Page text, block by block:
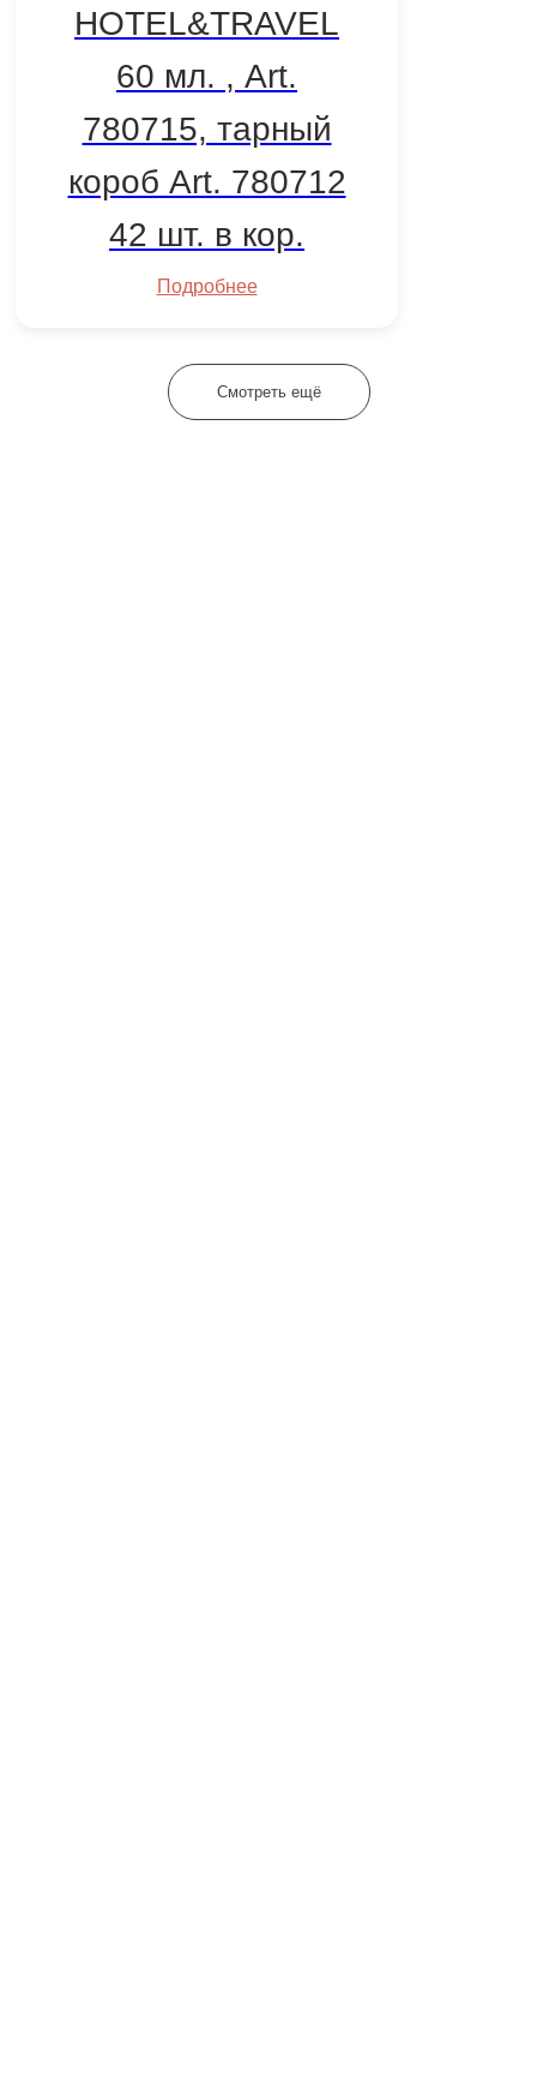
HOTEL&TRAVEL
60 мл. , Art.
780715, тарный
короб Art. 780712
42 шт. в кор.
Подробнее
Смотреть ещё